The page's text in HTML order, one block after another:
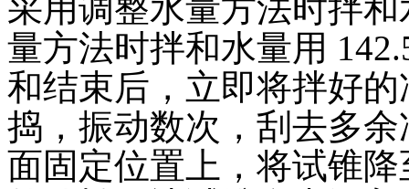
采用调整水量方法时拌
量方法时拌和水量用
和结束后，立即将拌好
捣，振动数次，刮去多
面固定位置上，将试锥